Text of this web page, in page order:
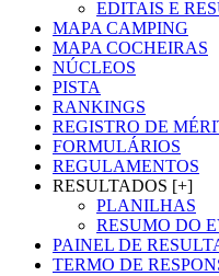
EDITAIS E
MAPA CAMPING
MAPA COCHEIRAS
NÚCLEOS
PISTA
RANKINGS
REGISTRO DE
FORMULÁRIOS
REGULAMENTOS
RESULTADOS [+]
PLANILHAS
RESUMO DO
PAINEL DE
TERMO DE